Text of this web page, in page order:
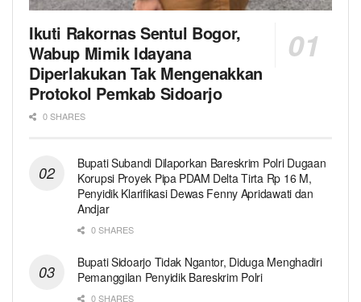
Ikuti Rakornas Sentul Bogor,
Wabup Mimik Idayana
Diperlakukan Tak Mengenakkan
Protokol Pemkab Sidoarjo
0 SHARES
Bupati Subandi Dilaporkan Bareskrim Polri Dugaan
Korupsi Proyek Pipa PDAM Delta Tirta Rp 16 M,
Penyidik Klarifikasi Dewas Fenny Apridawati dan
Andjar
0 SHARES
Bupati Sidoarjo Tidak Ngantor, Diduga Menghadiri
Pemanggilan Penyidik Bareskrim Polri
0 SHARES